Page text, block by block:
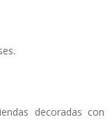
decoradas con